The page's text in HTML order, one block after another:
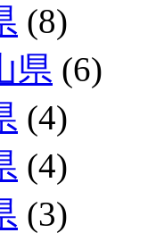
(8)
県 (6)
(4)
(4)
(3)